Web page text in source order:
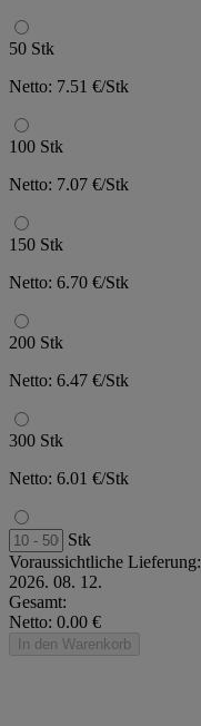
50 Stk
Netto: 7.51 €/Stk
100 Stk
Netto: 7.07 €/Stk
150 Stk
Netto: 6.70 €/Stk
200 Stk
Netto: 6.47 €/Stk
300 Stk
Netto: 6.01 €/Stk
Stk
Voraussichtliche Lieferung:
2026. 08. 12.
Gesamt:
Netto: 0.00 €
In den Warenkorb